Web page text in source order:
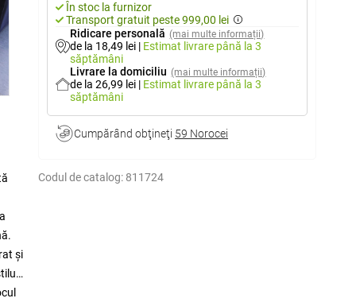
În stoc la furnizor
Transport gratuit peste 999,00 lei
Ridicare personală (mai multe informații)
de la 18,49 lei | Estimat livrare până la 3
săptămâni
Livrare la domiciliu (mai multe informații)
de la 26,99 lei | Estimat livrare până la 3
săptămâni
Cumpărând obţineţi 59 Norocei
Codul de catalog: 811724
și